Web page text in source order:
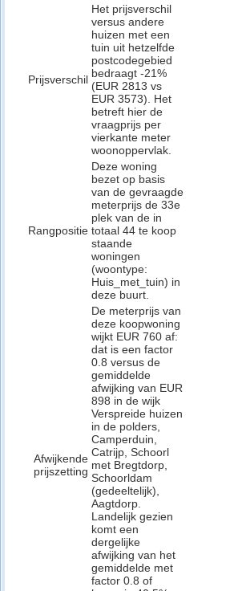
Prijsverschil
Het prijsverschil
versus andere
huizen met een
tuin uit hetzelfde
postcodegebied
bedraagt -21%
(EUR 2813 vs
EUR 3573). Het
betreft hier de
vraagprijs per
vierkante meter
woonoppervlak.
Rangpositie
Deze woning
bezet op basis
van de gevraagde
meterprijs de 33e
plek van de in
totaal 44 te koop
staande
woningen
(woontype:
Huis_met_tuin) in
deze buurt.
Afwijkende
prijszetting
De meterprijs van
deze koopwoning
wijkt EUR 760 af:
dat is een factor
0.8 versus de
gemiddelde
afwijking van EUR
898 in de wijk
Verspreide huizen
in de polders,
Camperduin,
Catrijp, Schoorl
met Bregtdorp,
Schoorldam
(gedeeltelijk),
Aagtdorp.
Landelijk gezien
komt een
dergelijke
afwijking van het
gemiddelde met
factor 0.8 of